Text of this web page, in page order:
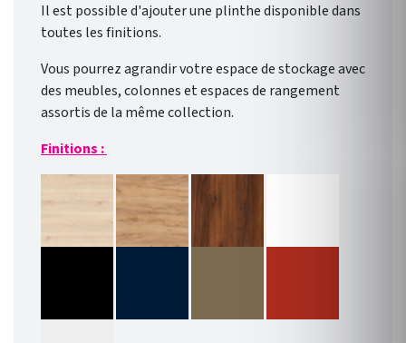
Il est possible d'ajouter une plinthe disponible dans
toutes les finitions.
Vous pourrez agrandir votre espace de stockage avec
des meubles, colonnes et espaces de rangement
assortis de la même collection.
Finitions :